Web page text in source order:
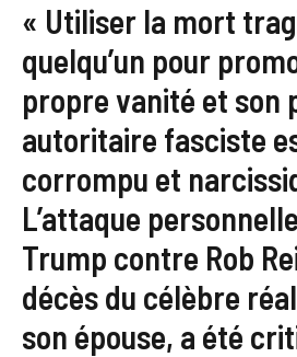
« Utiliser la mort
quelqu’un pour
propre vanité et son
autoritaire fasciste
corrompu et
L’attaque
Trump contre Rob
décès du célèbre
son épouse, a été